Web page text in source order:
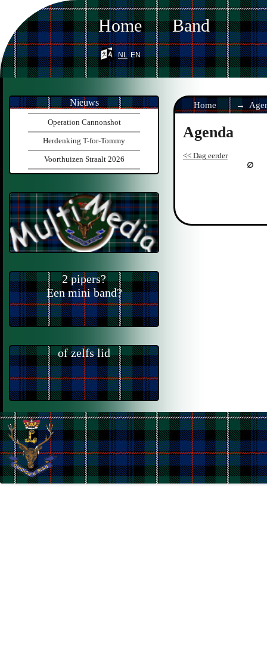
Home Band
nl en
Home
Agenda
<< Dag eerder
Nieuws
Operation Cannonshot
Herdenking T-for-Tommy
Voorthuizen Straalt 2026
2 pipers?
Een mini band?
of zelfs lid